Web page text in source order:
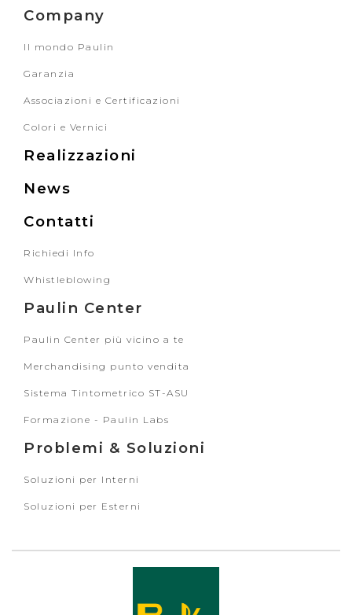
Company
Il mondo Paulin
Garanzia
Associazioni e Certificazioni
Colori e Vernici
Realizzazioni
News
Contatti
Richiedi Info
Whistleblowing
Paulin Center
Paulin Center più vicino a te
Merchandising punto vendita
Sistema Tintometrico ST-ASU
Formazione - Paulin Labs
Problemi & Soluzioni
Soluzioni per Interni
Soluzioni per Esterni